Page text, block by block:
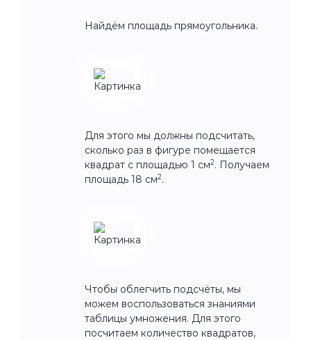
Найдём площадь прямоугольника.
Для этого мы должны подсчитать,
сколько раз в фигуре помещается
квадрат с площадью 1 см2. Получаем
площадь 18 см2.
Чтобы облегчить подсчёты, мы
можем воспользоваться знаниями
таблицы умножения. Для этого
посчитаем количество квадратов,